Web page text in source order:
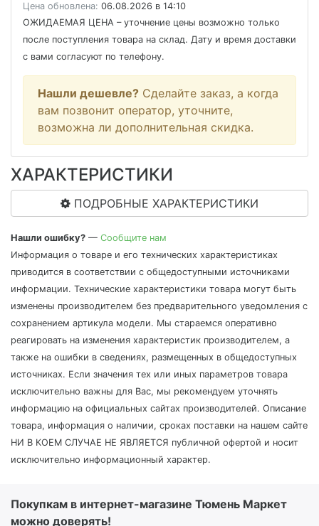
Цена обновлена: 06.08.2026 в 14:10
ОЖИДАЕМАЯ ЦЕНА – уточнение цены возможно только
после поступления товара на склад. Дату и время доставки
с вами согласуют по телефону.
Нашли дешевле? Сделайте заказ, а когда
вам позвонит оператор, уточните,
возможна ли дополнительная скидка.
ХАРАКТЕРИСТИКИ
ПОДРОБНЫЕ ХАРАКТЕРИСТИКИ
Нашли ошибку? — Сообщите нам
Информация о товаре и его технических характеристиках
приводится в соответствии с общедоступными источниками
информации. Технические характеристики товара могут быть
изменены производителем без предварительного уведомления с
сохранением артикула модели. Мы стараемся оперативно
реагировать на изменения характеристик производителем, а
также на ошибки в сведениях, размещенных в общедоступных
источниках. Если значения тех или иных параметров товара
исключительно важны для Вас, мы рекомендуем уточнять
информацию на официальных сайтах производителей. Описание
товара, информация о наличии, сроках поставки на нашем сайте
НИ В КОЕМ СЛУЧАЕ НЕ ЯВЛЯЕТСЯ публичной офертой и носит
исключительно информационный характер.
Покупкам в интернет-магазине Тюмень Маркет
можно доверять!